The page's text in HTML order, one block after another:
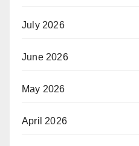
July 2026
June 2026
May 2026
April 2026